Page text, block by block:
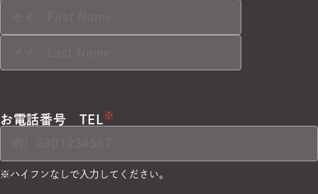
お電話番号 TEL ※
※ハイフンなしで入力してください。